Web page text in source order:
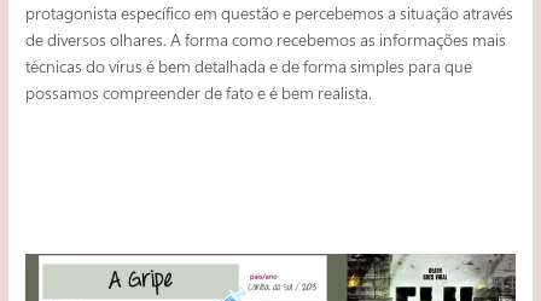
protagonista específico em questão e percebemos a situação através
de diversos olhares. A forma como recebemos as informações mais
técnicas do vírus é bem detalhada e de forma simples para que
possamos compreender de fato e é bem realista.